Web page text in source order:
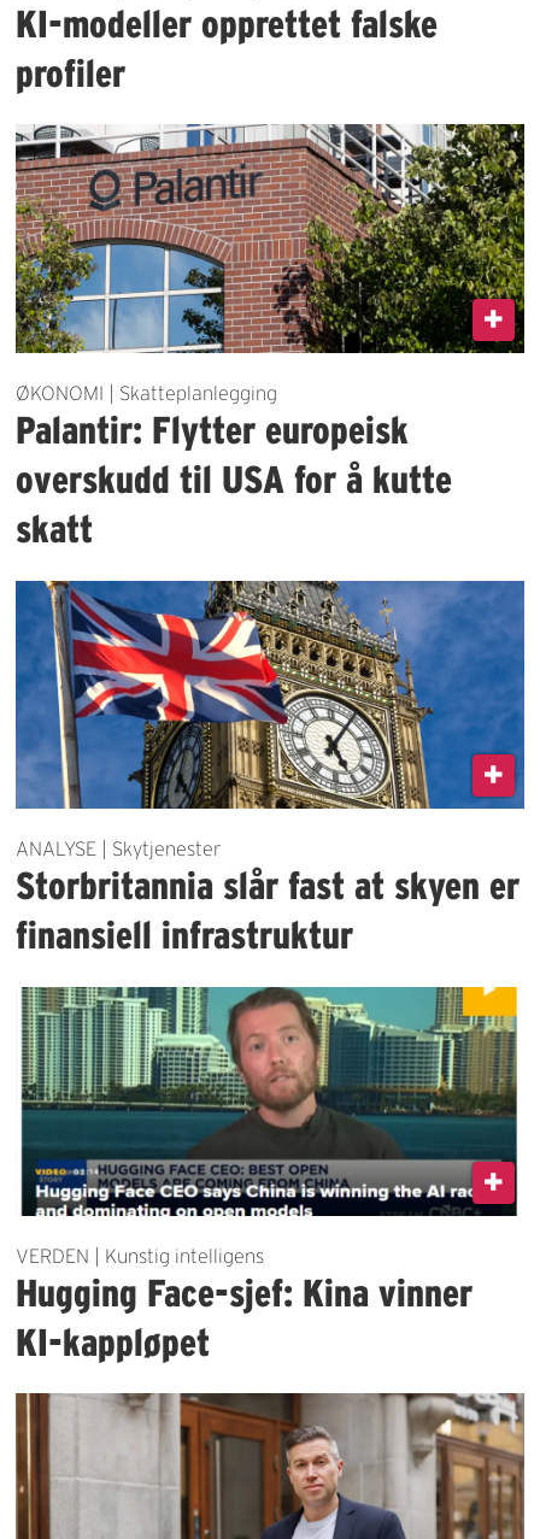
KI-modeller opprettet falske
profiler
ØKONOMI | Skatteplanlegging
Palantir: Flytter europeisk
overskudd til USA for å kutte
skatt
ANALYSE | Skytjenester
Storbritannia slår fast at skyen er
finansiell infrastruktur
VERDEN | Kunstig intelligens
Hugging Face-sjef: Kina vinner
KI-kappløpet